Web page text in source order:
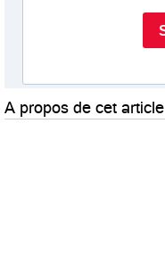
A propos de cet article